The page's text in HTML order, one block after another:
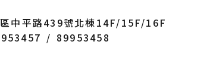
中平路439號北棟14F/15F/16F
/ 89953458